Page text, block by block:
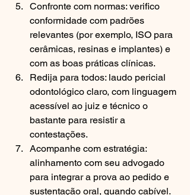
Confronte com normas: verifico
conformidade com padrões
relevantes (por exemplo, ISO para
cerâmicas, resinas e implantes) e
com as boas práticas clínicas.
Redija para todos: laudo pericial
odontológico claro, com linguagem
acessível ao juiz e técnico o
bastante para resistir a
contestações.
Acompanhe com estratégia:
alinhamento com seu advogado
para integrar a prova ao pedido e
sustentação oral, quando cabível.